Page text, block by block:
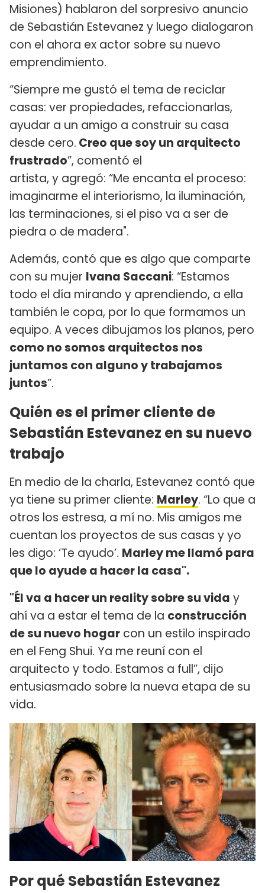
Misiones) hablaron del sorpresivo anuncio
de Sebastián Estevanez y luego dialogaron
con el ahora ex actor sobre su nuevo
emprendimiento.
“Siempre me gustó el tema de reciclar
casas: ver propiedades, refaccionarlas,
ayudar a un amigo a construir su casa
desde cero. Creo que soy un arquitecto
frustrado”, comentó el
artista, y agregó: “Me encanta el proceso:
imaginarme el interiorismo, la iluminación,
las terminaciones, si el piso va a ser de
piedra o de madera".
Además, contó que es algo que comparte
con su mujer Ivana Saccani: “Estamos
todo el día mirando y aprendiendo, a ella
también le copa, por lo que formamos un
equipo. A veces dibujamos los planos, pero
como no somos arquitectos nos
juntamos con alguno y trabajamos
juntos”.
Quién es el primer cliente de
Sebastián Estevanez en su nuevo
trabajo
En medio de la charla, Estevanez contó que
ya tiene su primer cliente: Marley. “Lo que a
otros los estresa, a mí no. Mis amigos me
cuentan los proyectos de sus casas y yo
les digo: ‘Te ayudo’. Marley me llamó para
que lo ayude a hacer la casa".
"Él va a hacer un reality sobre su vida y
ahí va a estar el tema de la construcción
de su nuevo hogar con un estilo inspirado
en el Feng Shui. Ya me reuní con el
arquitecto y todo. Estamos a full”, dijo
entusiasmado sobre la nueva etapa de su
vida.
Por qué Sebastián Estevanez